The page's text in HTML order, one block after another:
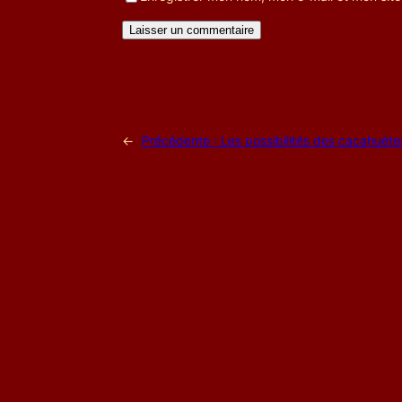
← Précédente : Les possibilités des